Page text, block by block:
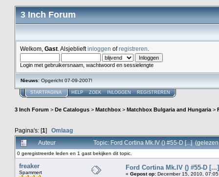
3 Inch Forum
Welkom, Gast . Alsjeblieftinloggen ofregistreren
Login met gebruikersnaam, wachtwoord en sessielengte
Nieuws: Opgericht 07-09-2007!
STARTPAGINA HELP ZOEK INLOGGEN REGISTREREN
3 Inch Forum > De Catalogus > Matchbox > Matchbox Bulgaria and Hungaria >
Pagina's: [1] Omlaag
Auteur
Topic: Ford Cortina Mk.IV () #55-D [...]
0 geregistreerde leden en 1 gast bekijken dit topic.
freaker
Spammert
Ford Cortina Mk.IV () #55-D [...]
« Gepost op: December 15, 2010,